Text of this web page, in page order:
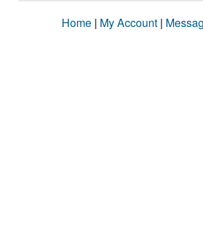
Home | My Account |